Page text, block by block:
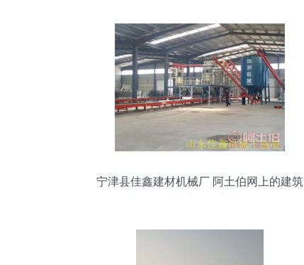
宁津县佳鑫建材机械厂 阿土伯网上的建筑